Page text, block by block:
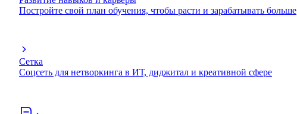
Постройте свой план обучения, чтобы расти и зарабатывать больше
Сетка
Соцсеть для нетворкинга в ИТ, диджитал и креативной сфере